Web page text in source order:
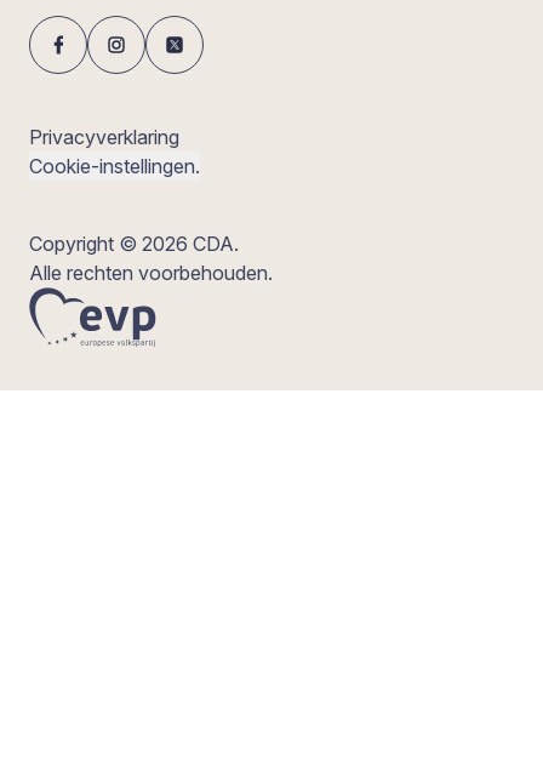
Privacyverklaring
Cookie-instellingen.
Copyright © 2026 CDA.
Alle rechten voorbehouden.